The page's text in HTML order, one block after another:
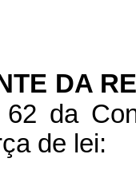
DA
da
de lei: